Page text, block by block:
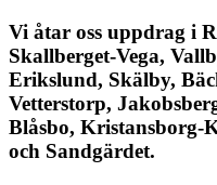
Vi åtar oss uppdrag i
Skallberget-Vega,
Erikslund, Skälby,
Vetterstorp,
Blåsbo, Kristansborg-
och Sandgärdet.